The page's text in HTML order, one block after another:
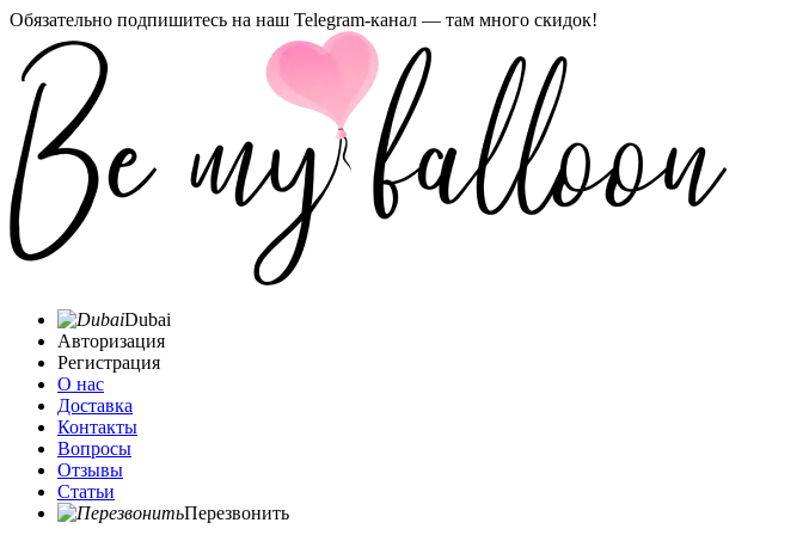
Обязательно подпишитесь на наш Telegram-канал — там много скидок!
Dubai
Авторизация
Регистрация
О нас
Доставка
Контакты
Вопросы
Отзывы
Статьи
Перезвонить